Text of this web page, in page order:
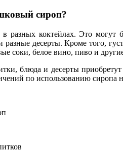
сироп?
разных коктейлах. Это могут
десерты. Кроме того,
соки, белое вино, пиво и
блюда и десерты
по использованию сиропа